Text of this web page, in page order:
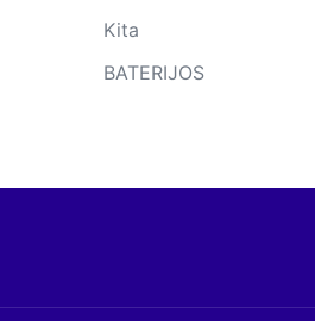
Kita
BATERIJOS